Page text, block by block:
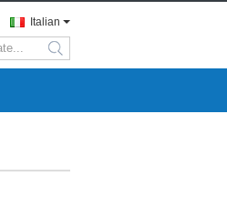
Italian
search